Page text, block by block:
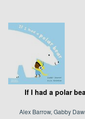
If I had a polar
Alex Barrow, Gabby